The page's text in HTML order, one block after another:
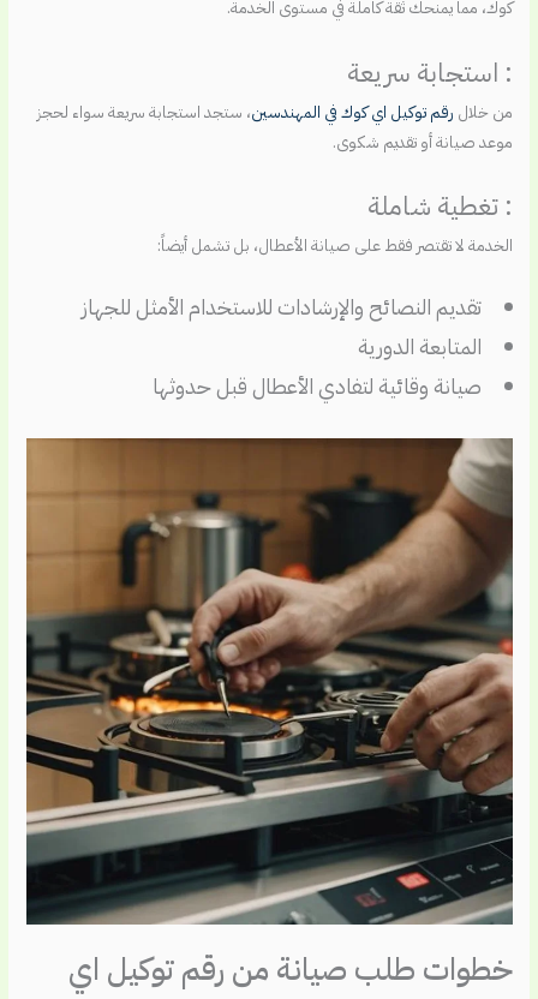
كوك، مما يمنحك ثقة كاملة في مستوى الخدمة.
: استجابة سريعة
من خلال رقم توكيل اي كوك في المهندسين، ستجد استجابة سريعة سواء لحجز
موعد صيانة أو تقديم شكوى.
: تغطية شاملة
الخدمة لا تقتصر فقط على صيانة الأعطال، بل تشمل أيضاً:
تقديم النصائح والإرشادات للاستخدام الأمثل للجهاز
المتابعة الدورية
صيانة وقائية لتفادي الأعطال قبل حدوثها
خطوات طلب صيانة من رقم توكيل اي